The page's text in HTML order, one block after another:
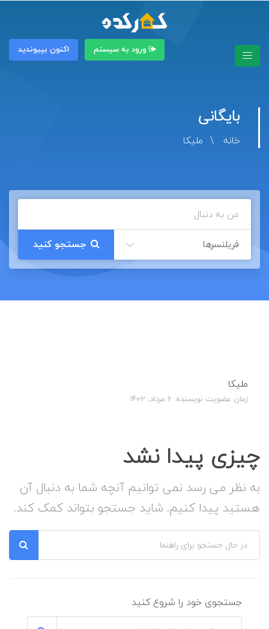
ورود به سیستم اکنون بپیوندید
بایگانی
خانه ملیکا
فریلنسرها جستجو کنید
ملیکا
زمان عضویت نویسنده: 6 مرداد, 1402
چیزی پیدا نشد
به نظر می رسد نمی توانیم آنچه شما به دنبال آن
هستید پیدا کنیم. شاید جستجو بتواند کمک کند.
جستجوی خود را شروع کنید